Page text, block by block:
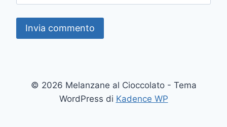
© 2026 Melanzane al Cioccolato - Tema
WordPress di Kadence WP